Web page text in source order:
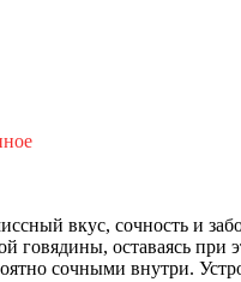
вкус, сочность и
говядины, оставаясь
сочными внутри.